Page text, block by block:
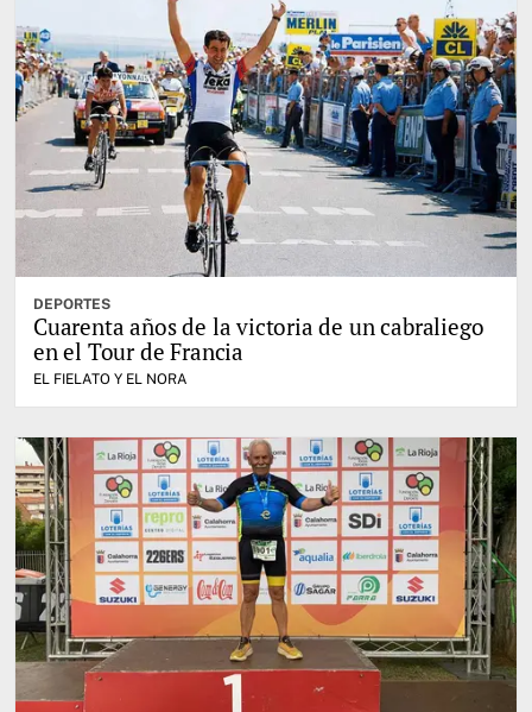
DEPORTES
Cuarenta años de la victoria de un cabraliego
en el Tour de Francia
EL FIELATO Y EL NORA